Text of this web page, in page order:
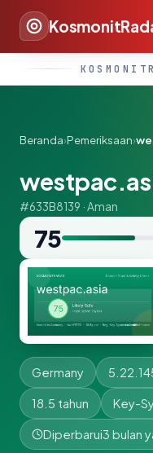
Beranda›Pemeriksaan›
#633B8139 · Aman
75
Germany
18.5 tahun Key-
Diperbarui3 bulan